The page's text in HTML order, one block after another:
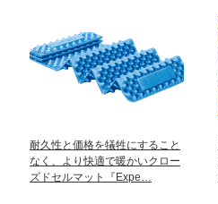
耐久性と価格を犠牲にすること
なく、より快適で暖かいクロー
ズドセルマット『Expe…